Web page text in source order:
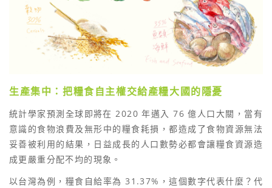
生產集中：把糧食自主權交給產糧大國的隱憂
統計學家預測全球即將在 2020 年邁入 76 億人口大關，當有
意識的食物浪費及無形中的糧食耗損，都造成了食物資源無法
妥善被利用的結果，日益成長的人口數勢必都會讓糧食資源造
成更嚴重分配不均的現象。
以台灣為例，糧食自給率為 31.37%，這個數字代表什麼？代